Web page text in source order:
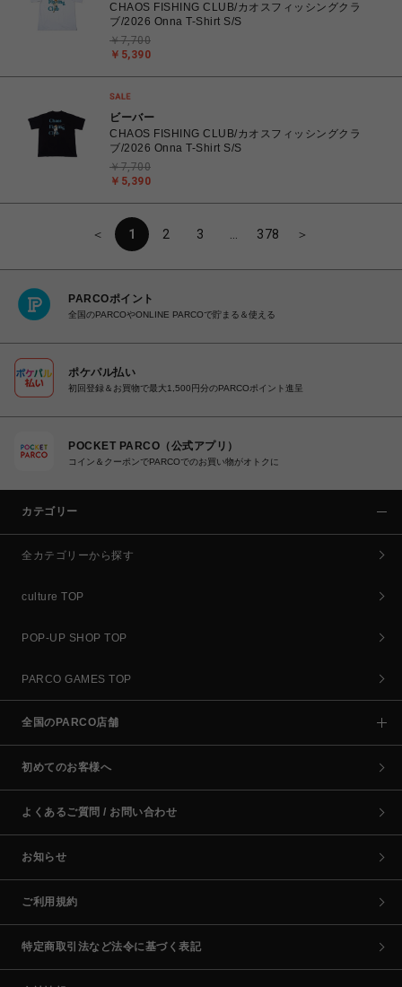
CHAOS FISHING CLUB/カオスフィッシングクラ
ブ/2026 Onna T-Shirt S/S
￥5,390
￥7,700
ビーバー
CHAOS FISHING CLUB/カオスフィッシングクラ
ブ/2026 Onna T-Shirt S/S
￥5,390
￥7,700
＜ 1 2 3 378 ＞
PARCOポイント
全国のPARCOやONLINE PARCOで貯まる＆使える
ポケパル払い
初回登録＆お買物で最大1,500円分のPARCOポイント進呈
POCKET PARCO（公式アプリ）
コイン＆クーポンでPARCOでのお買い物がオトクに
カテゴリー
全カテゴリーから探す
culture TOP
POP-UP SHOP TOP
PARCO GAMES TOP
全国のPARCO店舗
初めてのお客様へ
よくあるご質問 / お問い合わせ
お知らせ
ご利用規約
特定商取引法など法令に基づく表記